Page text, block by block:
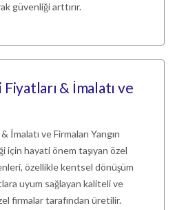
güvenliği arttırır.
& İmalatı ve
İmalatı ve Firmaları Yangın
için hayati önem taşıyan özel
özellikle kentsel dönüşüm
uyum sağlayan kaliteli ve
firmalar tarafından üretilir.